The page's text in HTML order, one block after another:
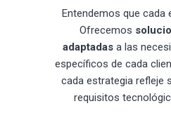
Entendemos que cada
Ofrecemos
adaptadas a las
específicos de cada
cada estrategia refleje
requisitos